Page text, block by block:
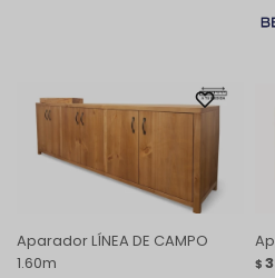
Aparador LÍNEA DE CAMPO
1.60m
$